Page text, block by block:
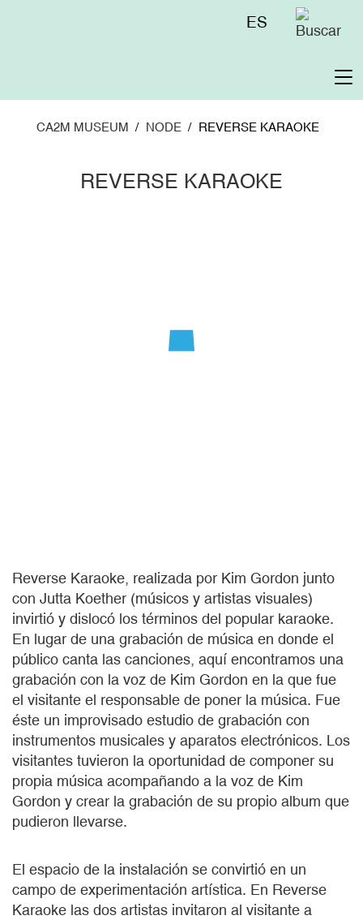
Menú
ES
CA2M MUSEUM NODE REVERSE KARAOKE
REVERSE KARAOKE
Reverse Karaoke, realizada por Kim Gordon junto
con Jutta Koether (músicos y artistas visuales)
invirtió y dislocó los términos del popular karaoke.
En lugar de una grabación de música en donde el
público canta las canciones, aquí encontramos una
grabación con la voz de Kim Gordon en la que fue
el visitante el responsable de poner la música. Fue
éste un improvisado estudio de grabación con
instrumentos musicales y aparatos electrónicos. Los
visitantes tuvieron la oportunidad de componer su
propia música acompañando a la voz de Kim
Gordon y crear la grabación de su propio album que
pudieron llevarse.
El espacio de la instalación se convirtió en un
campo de experimentación artística. En Reverse
Karaoke las dos artistas invitaron al visitante a